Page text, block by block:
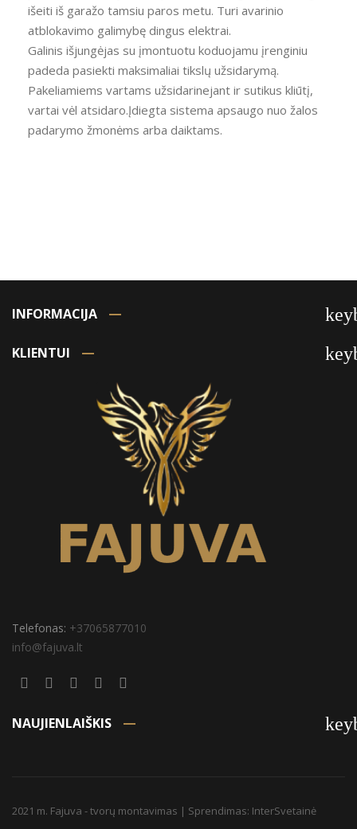
išeiti iš garažo tamsiu paros metu. Turi avarinio
atblokavimo galimybę dingus elektrai.
Galinis išjungėjas su įmontuotu koduojamu įrenginiu
padeda pasiekti maksimaliai tikslų užsidarymą.
Pakeliamiems vartams užsidarinejant ir sutikus kliūtį,
vartai vėl atsidaro.Įdiegta sistema apsaugo nuo žalos
padarymo žmonėms arba daiktams.
INFORMACIJA
KLIENTUI
Telefonas: +37065877010
info@fajuva.lt
NAUJIENLAIŠKIS
2021 m. Fajuva - tvorų montavimas | Sprendimas: InterSvetainė